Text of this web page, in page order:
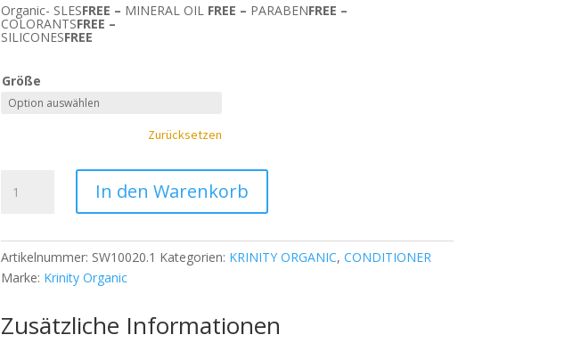
Organic- SLESFREE – MINERAL OIL FREE – PARABENFREE –
COLORANTSFREE –
SILICONESFREE
Größe
Zurücksetzen
Organic
Protect
Conditioner
Menge
In den Warenkorb
Artikelnummer: SW10020.1 Kategorien: KRINITY ORGANIC, CONDITIONER
Marke: Krinity Organic
Zusätzliche Informationen